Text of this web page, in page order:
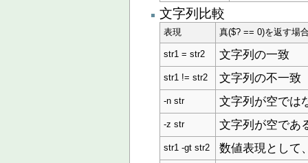
文字列比較
表現 真($? == 0)を返す場
str1 = str2 文字列の一致
str1 != str2 文字列の不一致
-n str 文字列が空では
-z str 文字列が空であ
str1 -gt str2 数値表現として